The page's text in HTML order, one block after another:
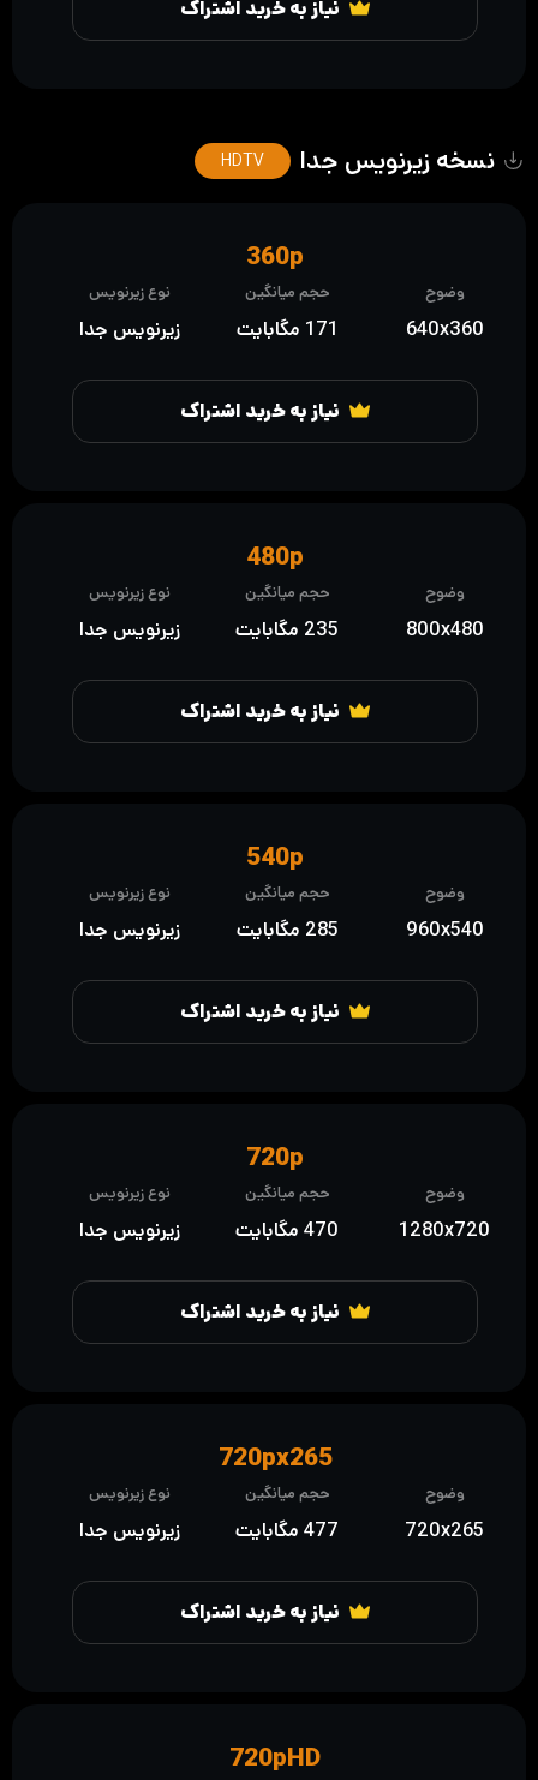
نیاز به خرید اشتراک
نسخه زیرنویس جدا HDTV
نیاز به خرید اشتراک
وضوح
640x360
حجم میانگین
171 مگابایت
نوع زیرنویس
زیرنویس جدا
360p
نیاز به خرید اشتراک
وضوح
800x480
حجم میانگین
235 مگابایت
نوع زیرنویس
زیرنویس جدا
480p
نیاز به خرید اشتراک
وضوح
960x540
حجم میانگین
285 مگابایت
نوع زیرنویس
زیرنویس جدا
540p
نیاز به خرید اشتراک
وضوح
1280x720
حجم میانگین
470 مگابایت
نوع زیرنویس
زیرنویس جدا
720p
نیاز به خرید اشتراک
وضوح
720x265
حجم میانگین
477 مگابایت
نوع زیرنویس
زیرنویس جدا
720px265
720pHD